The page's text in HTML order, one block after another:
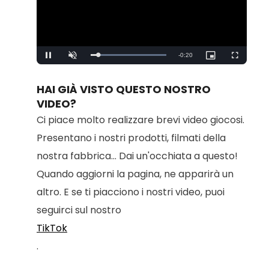
Pause Unmute Loaded:
Remaining
-0:20
Picture-
in-
Fullscreen
HAI GIÀ VISTO QUESTO NOSTRO
VIDEO?
Ci piace molto realizzare brevi video giocosi.
Presentano i nostri prodotti, filmati della
nostra fabbrica... Dai un'occhiata a questo!
Quando aggiorni la pagina, ne apparirà un
altro. E se ti piacciono i nostri video, puoi
seguirci sul nostro
TikTok
.